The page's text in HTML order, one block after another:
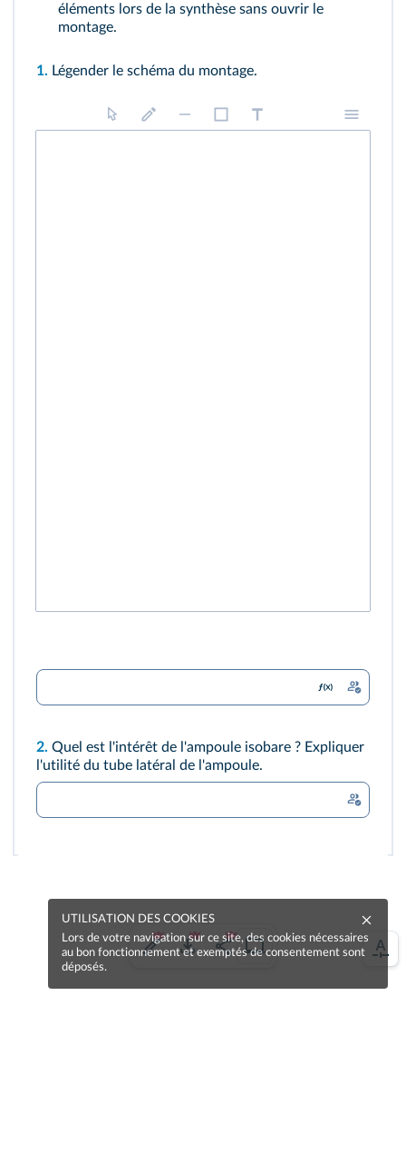
éléments lors de la synthèse sans ouvrir le
montage.
1. Légender le schéma du montage.
2. Quel est l'intérêt de l'ampoule isobare ? Expliquer
l'utilité du tube latéral de l'ampoule.
UTILISATION DES COOKIES
Lors de votre navigation sur ce site, des cookies nécessaires
au bon fonctionnement et exemptés de consentement sont
déposés.